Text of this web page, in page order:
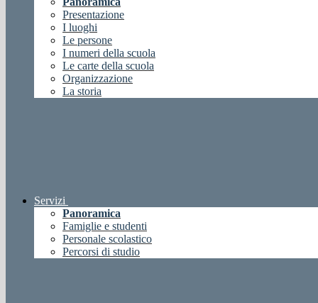
Presentazione
I luoghi
Le persone
I numeri della scuola
Le carte della scuola
Organizzazione
La storia
Servizi
Panoramica
Famiglie e studenti
Personale scolastico
Percorsi di studio